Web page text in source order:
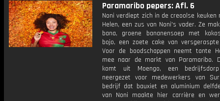
Paramaribo pepers: Afl. 6
Noni verdiept zich in de creoolse
Helen, een zus van Noni's vader. Ze
bana, groene bananensoep met
bojo, een zoete cake van
Voor de boodschappen neemt tante
mee naar de markt van Paramaribo.
komt uit Moengo, een
neergezet voor medewerkers van
bedrijf dat bauxiet en aluminium
van Noni maakte hier carrière en